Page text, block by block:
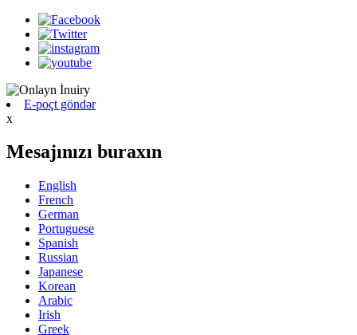
E-poçt göndər
x
Mesajınızı buraxın
English
French
German
Portuguese
Spanish
Russian
Japanese
Korean
Arabic
Irish
Greek